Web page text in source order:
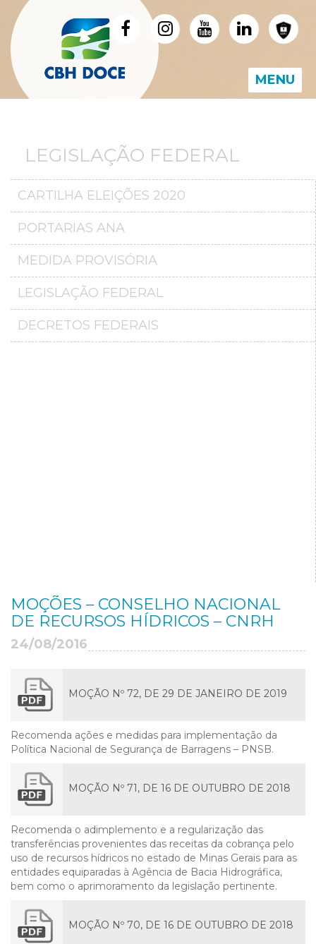
MENU
LEGISLAÇÃO FEDERAL
CARTILHA ELEIÇÕES 2020
PORTARIAS ANA
MEDIDA PROVISÓRIA
LEGISLAÇÃO FEDERAL
DECRETOS FEDERAIS
MOÇÕES – CONSELHO NACIONAL
DE RECURSOS HÍDRICOS – CNRH
24/08/2016
MOÇÃO Nº 72, DE 29 DE JANEIRO DE 2019
Recomenda ações e medidas para implementação da
Política Nacional de Segurança de Barragens – PNSB.
MOÇÃO Nº 71, DE 16 DE OUTUBRO DE 2018
Recomenda o adimplemento e a regularização das
transferências provenientes das receitas da cobrança pelo
uso de recursos hídricos no estado de Minas Gerais para as
entidades equiparadas à Agência de Bacia Hidrográfica,
bem como o aprimoramento da legislação pertinente.
MOÇÃO Nº 70, DE 16 DE OUTUBRO DE 2018